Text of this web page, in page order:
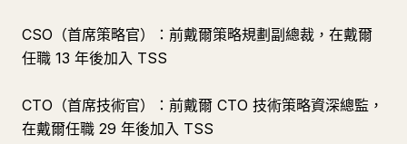
CSO（首席策略官）：前戴爾策略規劃副總裁，在戴爾
任職 13 年後加入 TSS
CTO（首席技術官）：前戴爾 CTO 技術策略資深總監，
在戴爾任職 29 年後加入 TSS